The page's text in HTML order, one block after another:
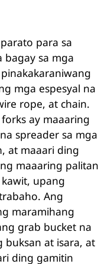
para sa
sa mga
mga espesyal na
rope, at chain.
ay maaaring
spreader sa mga
at maaari ding
maaaring palitan
upang
Ang
maramihang
grab bucket na
buksan at isara, at
ding gamitin